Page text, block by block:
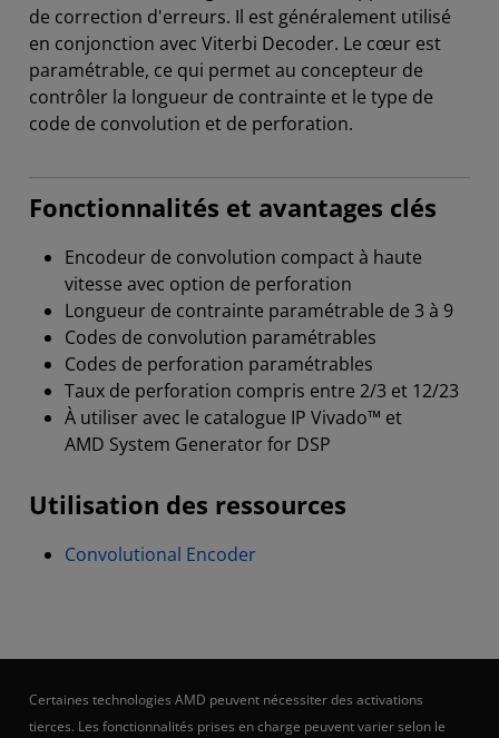
de correction d'erreurs. Il est généralement utilisé
en conjonction avec Viterbi Decoder. Le cœur est
paramétrable, ce qui permet au concepteur de
contrôler la longueur de contrainte et le type de
code de convolution et de perforation.
Fonctionnalités et avantages clés
Encodeur de convolution compact à haute
vitesse avec option de perforation
Longueur de contrainte paramétrable de 3 à 9
Codes de convolution paramétrables
Codes de perforation paramétrables
Taux de perforation compris entre 2/3 et 12/23
À utiliser avec le catalogue IP Vivado™ et
AMD System Generator for DSP
Utilisation des ressources
Convolutional Encoder
Certaines technologies AMD peuvent nécessiter des activations
tierces. Les fonctionnalités prises en charge peuvent varier selon le